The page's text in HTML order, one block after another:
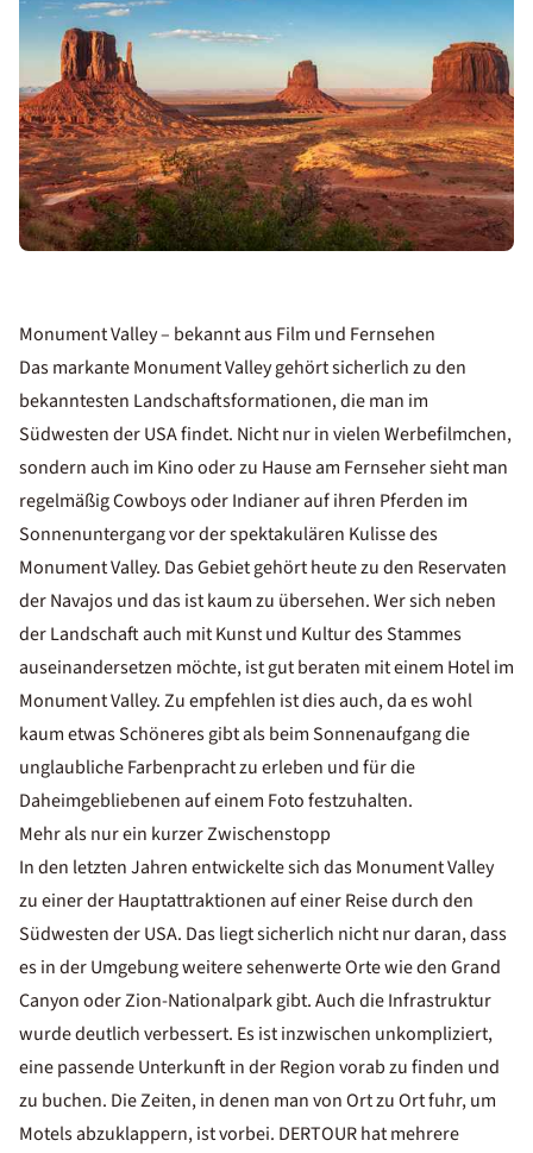
Monument Valley – bekannt aus Film und Fernsehen
Das markante Monument Valley gehört sicherlich zu den
bekanntesten Landschaftsformationen, die man im
Südwesten der USA findet. Nicht nur in vielen Werbefilmchen,
sondern auch im Kino oder zu Hause am Fernseher sieht man
regelmäßig Cowboys oder Indianer auf ihren Pferden im
Sonnenuntergang vor der spektakulären Kulisse des
Monument Valley. Das Gebiet gehört heute zu den Reservaten
der Navajos und das ist kaum zu übersehen. Wer sich neben
der Landschaft auch mit Kunst und Kultur des Stammes
auseinandersetzen möchte, ist gut beraten mit einem Hotel im
Monument Valley. Zu empfehlen ist dies auch, da es wohl
kaum etwas Schöneres gibt als beim Sonnenaufgang die
unglaubliche Farbenpracht zu erleben und für die
Daheimgebliebenen auf einem Foto festzuhalten.
Mehr als nur ein kurzer Zwischenstopp
In den letzten Jahren entwickelte sich das Monument Valley
zu einer der Hauptattraktionen auf einer Reise durch den
Südwesten der USA. Das liegt sicherlich nicht nur daran, dass
es in der Umgebung weitere sehenwerte Orte wie den Grand
Canyon oder Zion-Nationalpark gibt. Auch die Infrastruktur
wurde deutlich verbessert. Es ist inzwischen unkompliziert,
eine passende Unterkunft in der Region vorab zu finden und
zu buchen. Die Zeiten, in denen man von Ort zu Ort fuhr, um
Motels abzuklappern, ist vorbei. DERTOUR hat mehrere